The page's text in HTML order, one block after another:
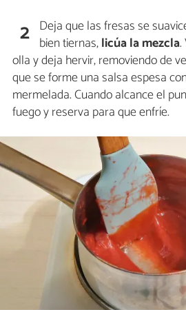
2 Deja que las fresas se
bien tiernas,licúa la mezcla.
olla y deja hervir, removiendo de
que se forme una salsa espesa
mermelada. Cuando alcance el
fuego y reserva para que enfríe.